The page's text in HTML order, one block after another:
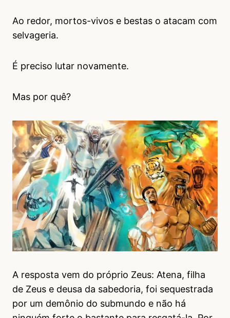
Ao redor, mortos-vivos e bestas o atacam com
selvageria.
É preciso lutar novamente.
Mas por quê?
A resposta vem do próprio Zeus: Atena, filha
de Zeus e deusa da sabedoria, foi sequestrada
por um demônio do submundo e não há